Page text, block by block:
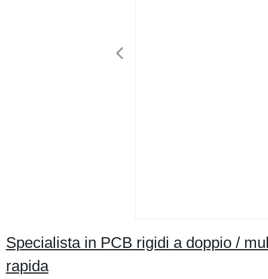
Specialista in PCB rigidi a doppio /
rapida